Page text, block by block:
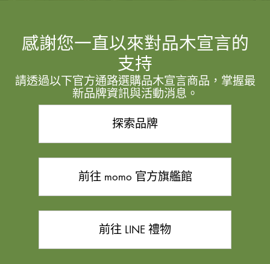
感謝您一直以來對品木宣言的
支持
請透過以下官方通路選購品木宣言商品，掌握最
新品牌資訊與活動消息。
探索品牌
前往 momo 官方旗艦館
前往 LINE 禮物